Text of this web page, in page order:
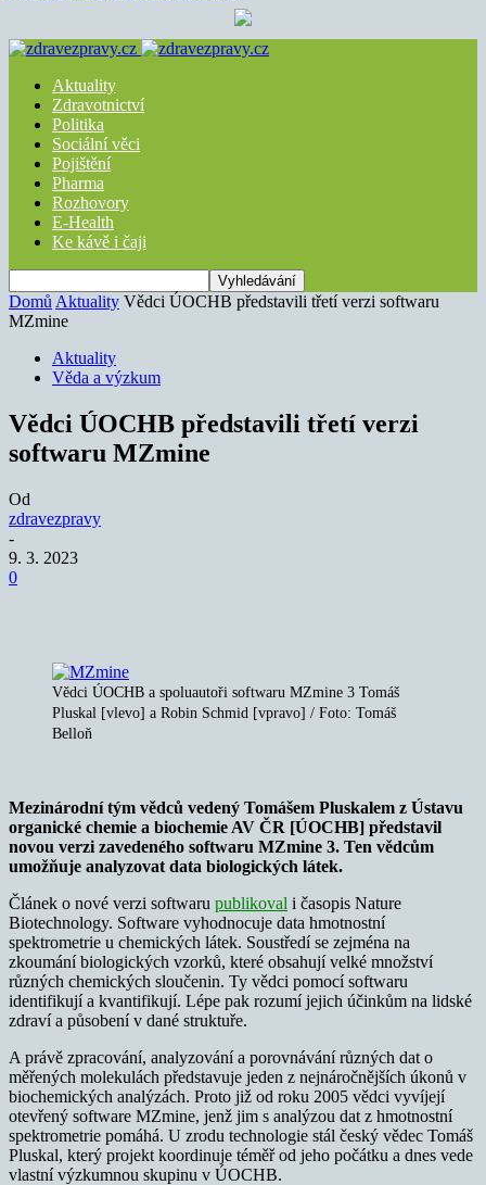
Aktuality
Zdravotnictví
Politika
Sociální věci
Pojištění
Pharma
Rozhovory
E-Health
Ke kávě i čaji
Domů Aktuality Vědci ÚOCHB představili třetí verzi softwaru
MZmine
Aktuality
Věda a výzkum
Vědci ÚOCHB představili třetí verzi
softwaru MZmine
Od
zdravezpravy
-
9. 3. 2023
0
Vědci ÚOCHB a spoluautoři softwaru MZmine 3 Tomáš
Pluskal [vlevo] a Robin Schmid [vpravo] / Foto: Tomáš
Belloň
Mezinárodní tým vědců vedený Tomášem Pluskalem z Ústavu
organické chemie a biochemie AV ČR [ÚOCHB] představil
novou verzi zavedeného softwaru MZmine 3. Ten vědcům
umožňuje analyzovat data biologických látek.
Článek o nové verzi softwaru publikoval i časopis Nature
Biotechnology. Software vyhodnocuje data hmotnostní
spektrometrie u chemických látek. Soustředí se zejména na
zkoumání biologických vzorků, které obsahují velké množství
různých chemických sloučenin. Ty vědci pomocí softwaru
identifikují a kvantifikují. Lépe pak rozumí jejich účinkům na lidské
zdraví a působení v dané struktuře.
A právě zpracování, analyzování a porovnávání různých dat o
měřených molekulách představuje jeden z nejnáročnějších úkonů v
biochemických analýzách. Proto již od roku 2005 vědci vyvíjejí
otevřený software MZmine, jenž jim s analýzou dat z hmotnostní
spektrometrie pomáhá. U zrodu technologie stál český vědec Tomáš
Pluskal, který projekt koordinuje téměř od jeho počátku a dnes vede
vlastní výzkumnou skupinu v ÚOCHB.